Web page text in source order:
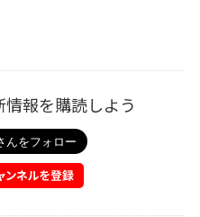
報を購読しよう